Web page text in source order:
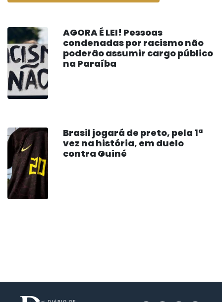
AGORA É LEI! Pessoas
condenadas por racismo não
poderão assumir cargo público
na Paraíba
Brasil jogará de preto, pela 1ª
vez na história, em duelo
contra Guiné